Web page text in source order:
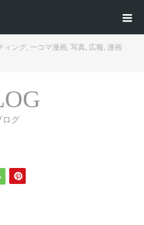
ィング, 一コマ漫画, 写真, 広報, 漫画
ログ